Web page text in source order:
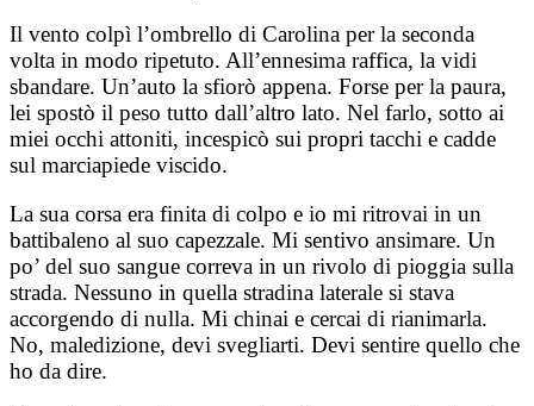
Il vento colpì l’ombrello di Carolina per la seconda
volta in modo ripetuto. All’ennesima raffica, la vidi
sbandare. Un’auto la sfiorò appena. Forse per la paura,
lei spostò il peso tutto dall’altro lato. Nel farlo, sotto ai
miei occhi attoniti, incespicò sui propri tacchi e cadde
sul marciapiede viscido.
La sua corsa era finita di colpo e io mi ritrovai in un
battibaleno al suo capezzale. Mi sentivo ansimare. Un
po’ del suo sangue correva in un rivolo di pioggia sulla
strada. Nessuno in quella stradina laterale si stava
accorgendo di nulla. Mi chinai e cercai di rianimarla.
No, maledizione, devi svegliarti. Devi sentire quello che
ho da dire.